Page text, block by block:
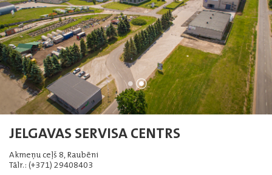
JELGAVAS SERVISA CENTRS
Akmeņu ceļš 8, Raubēni
Tālr.: (+371) 29408403